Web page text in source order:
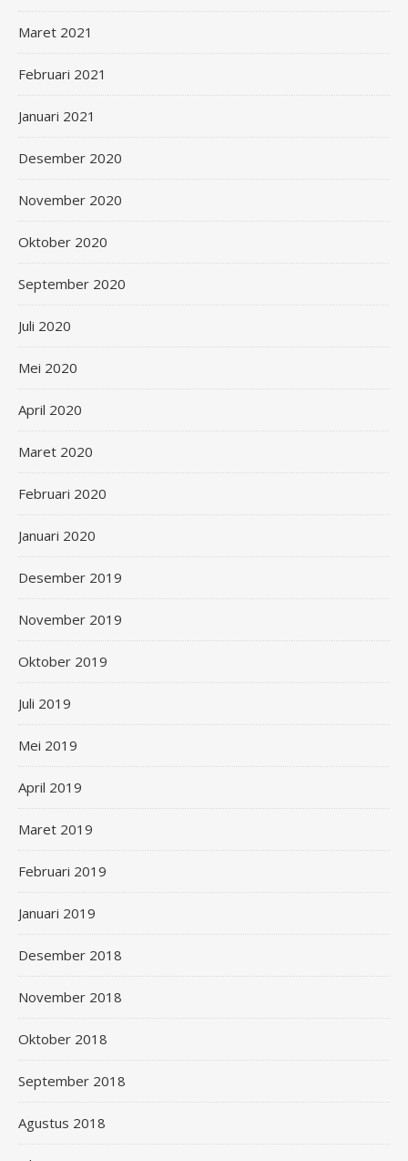
Maret 2021
Februari 2021
Januari 2021
Desember 2020
November 2020
Oktober 2020
September 2020
Juli 2020
Mei 2020
April 2020
Maret 2020
Februari 2020
Januari 2020
Desember 2019
November 2019
Oktober 2019
Juli 2019
Mei 2019
April 2019
Maret 2019
Februari 2019
Januari 2019
Desember 2018
November 2018
Oktober 2018
September 2018
Agustus 2018